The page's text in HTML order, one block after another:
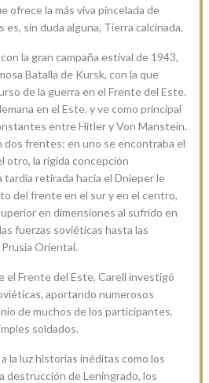
ofrece la más viva pincelada de
sin duda alguna, Tierra calcinada.
la gran campaña estival de 1943,
Batalla de Kursk, con la que
de la guerra en el Frente del Este.
en el Este, y ve como principal
entre Hitler y Von Manstein.
dos frentes: en uno se encontraba el
otro, la rígida concepción
retirada hacia el Dnieper le
del frente en el sur y en el centro,
en dimensiones al sufrido en
fuerzas soviéticas hasta las
Oriental.
el Frente del Este, Carell investigó
aportando numerosos
de muchos de los participantes,
soldados.
la luz historias inéditas como los
destrucción de Leningrado, los